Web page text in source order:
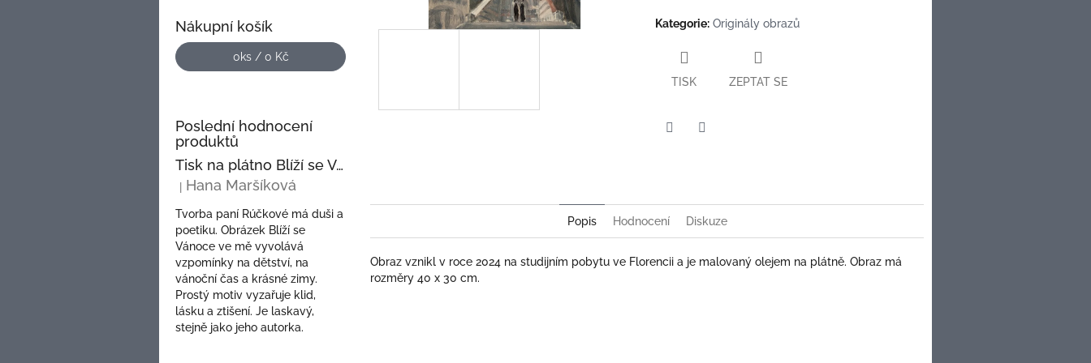
Nákupní košík
0ks / 0 Kč
Poslední hodnocení
produktů
Tisk na plátno Blíží se Vánoce
Hodnocení produktu je 5 z 5 hvězdiček.
Hana Maršíková
Tvorba paní Rúčkové má duši a
poetiku. Obrázek Blíží se
Vánoce ve mě vyvolává
vzpomínky na dětství, na
vánoční čas a krásné zimy.
Prostý motiv vyzařuje klid,
lásku a ztišení. Je laskavý,
stejně jako jeho autorka.
Kategorie: Originály obrazů
TISK ZEPTAT SE
Popis Hodnocení Diskuze
Obraz vznikl v roce 2024 na studijním pobytu ve Florencii a je malovaný olejem na plátně. Obraz má
rozměry 40 x 30 cm.